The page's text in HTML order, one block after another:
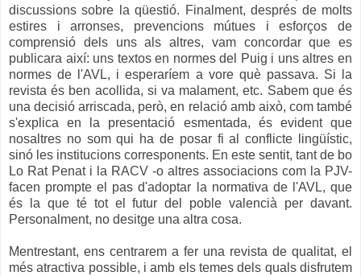
discussions sobre la qüestió. Finalment, després de molts
estires i arronses, prevencions mútues i esforços de
comprensió dels uns als altres, vam concordar que es
publicara així: uns textos en normes del Puig i uns altres en
normes de l'AVL, i esperaríem a vore què passava. Si la
revista és ben acollida, si va malament, etc. Sabem que és
una decisió arriscada, però, en relació amb això, com també
s'explica en la presentació esmentada, és evident que
nosaltres no som qui ha de posar fi al conflicte lingüístic,
sinó les institucions corresponents. En este sentit, tant de bo
Lo Rat Penat i la RACV -o altres associacions com la PJV-
facen prompte el pas d'adoptar la normativa de l'AVL, que
és la que té tot el futur del poble valencià per davant.
Personalment, no desitge una altra cosa.
Mentrestant, ens centrarem a fer una revista de qualitat, el
més atractiva possible, i amb els temes dels quals disfrutem